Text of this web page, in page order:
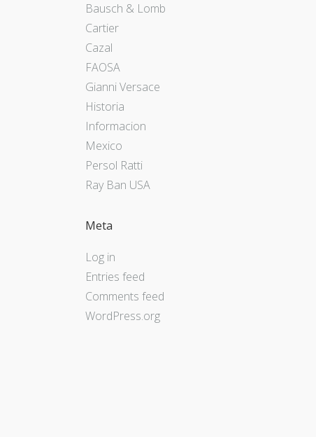
Bausch & Lomb
Cartier
Cazal
FAOSA
Gianni Versace
Historia
Informacion
Mexico
Persol Ratti
Ray Ban USA
Meta
Log in
Entries feed
Comments feed
WordPress.org